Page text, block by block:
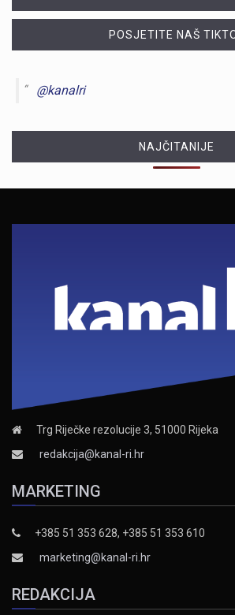
POSJETITE NAŠ
@kanalri
NAJČITANIJE
Trg Riječke rezolucije 3, 51000 Rijeka
redakcija@kanal-ri.hr
MARKETING
+385 51 353 628, +385 51 353 610
marketing@kanal-ri.hr
REDAKCIJA